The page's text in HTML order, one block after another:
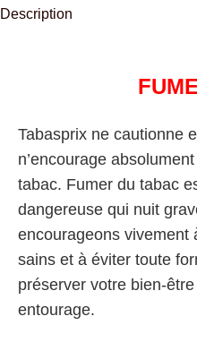
Description
Tabasprix ne cautionne
n’encourage
tabac. Fumer du tabac
dangereuse qui nuit
encourageons vivement
sains et à éviter toute
préserver votre bien-
entourage.